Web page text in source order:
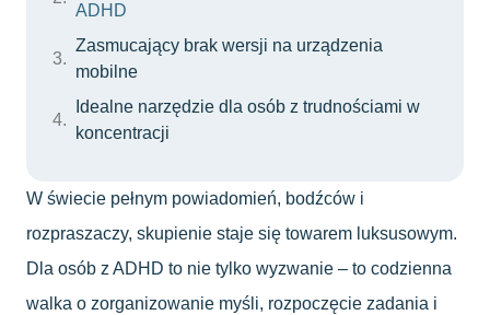
ADHD
Zasmucający brak wersji na urządzenia
mobilne
Idealne narzędzie dla osób z trudnościami w
koncentracji
W świecie pełnym powiadomień, bodźców i
rozpraszaczy, skupienie staje się towarem luksusowym.
Dla osób z ADHD to nie tylko wyzwanie – to codzienna
walka o zorganizowanie myśli, rozpoczęcie zadania i